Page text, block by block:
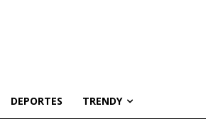
DEPORTES TRENDY